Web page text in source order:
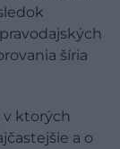
šíria
v ktorých
a o